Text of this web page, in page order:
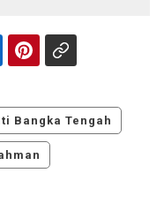
Bangka Tengah